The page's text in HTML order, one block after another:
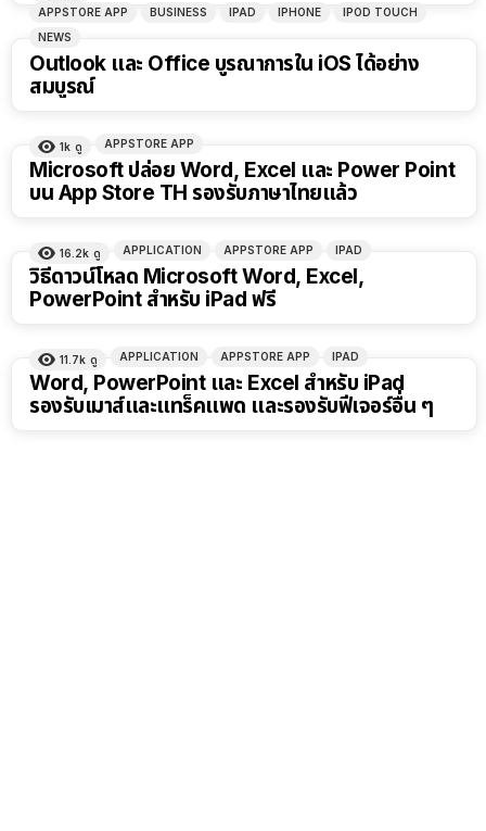
APPSTORE APP
BUSINESS IPAD IPHONE
IPOD TOUCH
NEWS
Outlook และ Office บูรณาการใน iOS ได้อย่าง
สมบูรณ์
1k ดู APPSTORE APP
Microsoft ปล่อย Word, Excel และ Power Point
บน App Store TH รองรับภาษาไทยแล้ว
16.2k ดู APPLICATION APPSTORE APP IPAD
วิธีดาวน์โหลด Microsoft Word, Excel,
PowerPoint สำหรับ iPad ฟรี
11.7k ดู APPLICATION APPSTORE APP IPAD
Word, PowerPoint และ Excel สำหรับ iPad
รองรับเมาส์และแทร็คแพด และรองรับฟีเจอร์อื่น ๆ